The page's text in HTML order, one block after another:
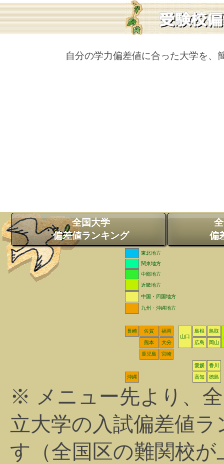
自分の学力偏差値に合った大学を、
全国大学
偏差値ランキング
偏
東北地方
関東地方
中部地方
近畿地方
中国・四国地方
九州・沖縄地方
長崎 佐賀
福岡
山口
島根
鳥取
熊本
大分 広島 岡山
鹿児島 宮崎
愛媛 香川
沖縄 高知 徳島
※ メニュー先より、
立大学の入試偏差値
す（全国区の難関校